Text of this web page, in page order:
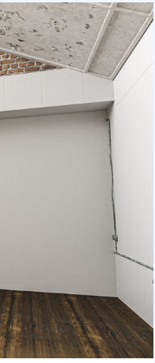
Est
Énergétique Est Repoussé